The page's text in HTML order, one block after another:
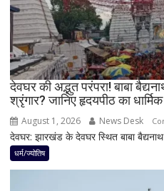
देवघर की अद्भुत परंपरा! बाबा
श्रृंगार? जानिए हृदयपीठ का
August 1, 2026 News Desk
देवघर: झारखंड के देवघर स्थित बाबा
धर्म/ज्योतिष